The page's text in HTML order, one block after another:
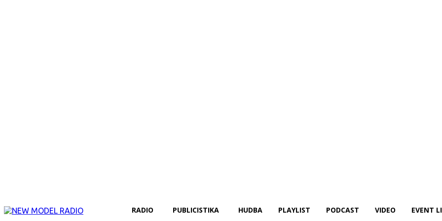
RADIO PUBLICISTIKA HUDBA PLAYLIST PODCAST VIDEO EVENT